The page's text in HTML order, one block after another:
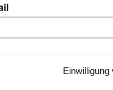
Einwilligung